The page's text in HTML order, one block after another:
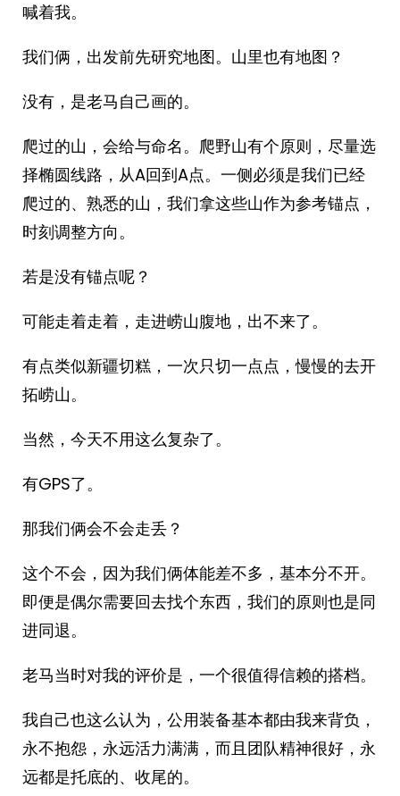
喊着我。
我们俩，出发前先研究地图。山里也有地图？
没有，是老马自己画的。
爬过的山，会给与命名。爬野山有个原则，尽量选
择椭圆线路，从A回到A点。一侧必须是我们已经
爬过的、熟悉的山，我们拿这些山作为参考锚点，
时刻调整方向。
若是没有锚点呢？
可能走着走着，走进崂山腹地，出不来了。
有点类似新疆切糕，一次只切一点点，慢慢的去开
拓崂山。
当然，今天不用这么复杂了。
有GPS了。
那我们俩会不会走丢？
这个不会，因为我们俩体能差不多，基本分不开。
即便是偶尔需要回去找个东西，我们的原则也是同
进同退。
老马当时对我的评价是，一个很值得信赖的搭档。
我自己也这么认为，公用装备基本都由我来背负，
永不抱怨，永远活力满满，而且团队精神很好，永
远都是托底的、收尾的。